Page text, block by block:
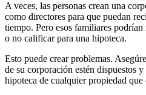
A veces, las personas crean una
como directores para que puedan
tiempo. Pero esos familiares podrían
o no calificar para una hipoteca.
Esto puede crear problemas.
de su corporación estén dispuestos
hipoteca de cualquier propiedad que